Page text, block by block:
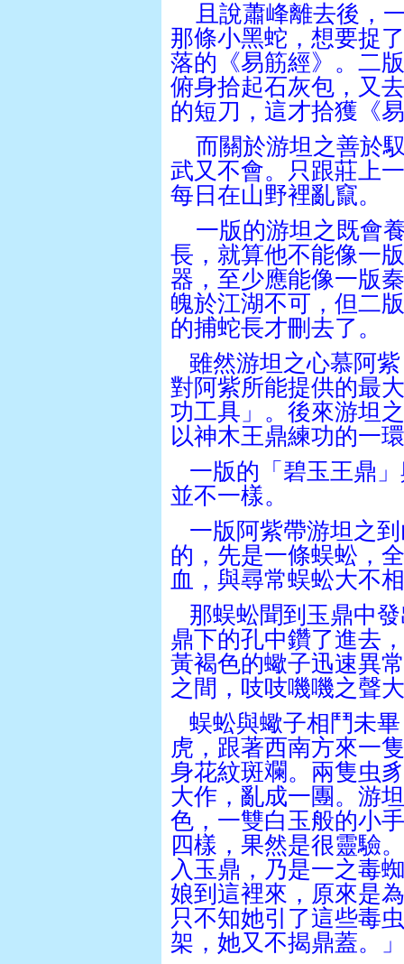
且說蕭峰離去後，
那條小黑蛇，想要捉
落的《易筋經》。二
俯身拾起石灰包，又
的短刀，這才拾獲《
而關於游坦之善於
武又不會。只跟莊上
每日在山野裡亂竄。
一版的游坦之既會
長，就算他不能像一
器，至少應能像一版
魄於江湖不可，但二
的捕蛇長才刪去了。
雖然游坦之心慕阿
對阿紫所能提供的最
功工具」。後來游坦
以神木王鼎練功的一
一版的「碧玉王鼎
並不一樣。
一版阿紫帶游坦之
的，先是一條蜈蚣，
血，與尋常蜈蚣大不
那蜈蚣聞到玉鼎中
鼎下的孔中鑽了進去
黃褐色的蠍子迅速異
之間，吱吱嘰嘰之聲
蜈蚣與蠍子相鬥未
虎，跟著西南方來一
身花紋斑斕。兩隻虫
大作，亂成一團。游
色，一雙白玉般的小
四樣，果然是很靈驗
入玉鼎，乃是一之毒
娘到這裡來，原來是
只不知她引了這些毒
架，她又不揭鼎蓋。」